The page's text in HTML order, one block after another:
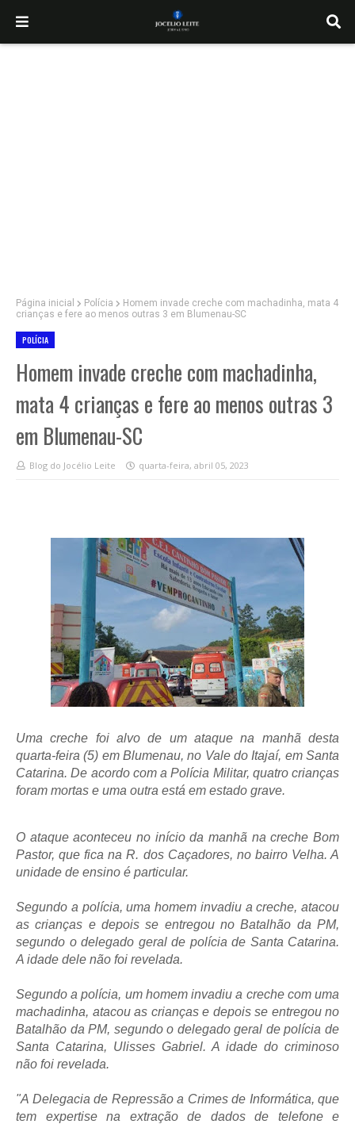
Página inicial Polícia
Homem invade creche com machadinha, mata 4
crianças e fere ao menos outras 3 em Blumenau-SC
POLÍCIA
Homem invade creche com machadinha,
mata 4 crianças e fere ao menos outras 3
em Blumenau-SC
Blog do Jocélio Leite quarta-feira, abril 05, 2023
Uma creche foi alvo de um ataque na manhã desta
quarta-feira (5) em Blumenau, no Vale do Itajaí, em Santa
Catarina. De acordo com a Polícia Militar, quatro crianças
foram mortas e uma outra está em estado grave.
O ataque aconteceu no início da manhã na creche Bom
Pastor, que fica na R. dos Caçadores, no bairro Velha. A
unidade de ensino é particular.
Segundo a polícia, uma homem invadiu a creche, atacou
as crianças e depois se entregou no Batalhão da PM,
segundo o delegado geral de polícia de Santa Catarina.
A idade dele não foi revelada.
Segundo a polícia, um homem invadiu a creche com uma
machadinha, atacou as crianças e depois se entregou no
Batalhão da PM, segundo o delegado geral de polícia de
Santa Catarina, Ulisses Gabriel. A idade do criminoso
não foi revelada.
"A Delegacia de Repressão a Crimes de Informática, que
tem expertise na extração de dados de telefone e